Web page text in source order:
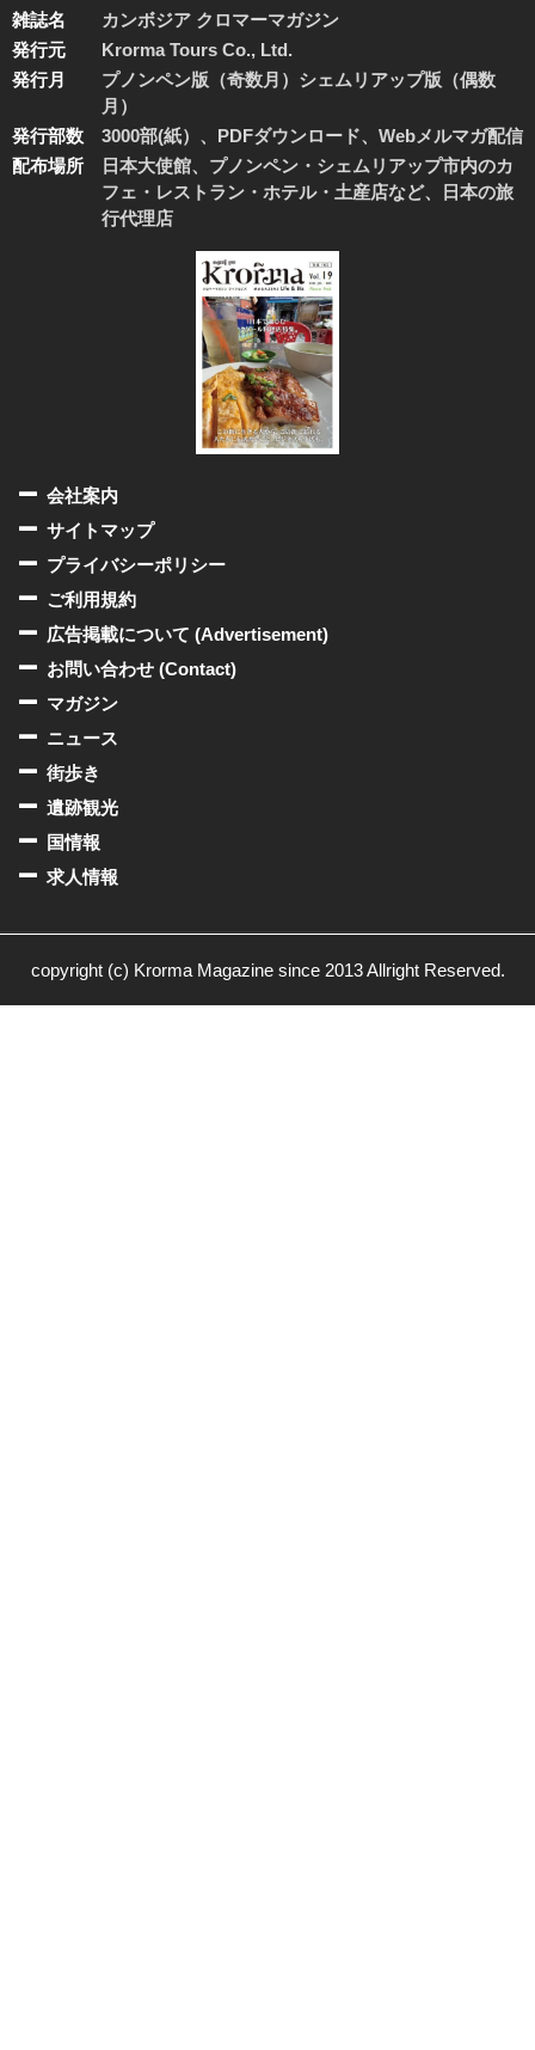
雑誌名
カンボジア クロマーマガジン
発行元
Krorma Tours Co., Ltd.
発行月
プノンペン版（奇数月）シェムリアップ版（偶数
月）
発行部数
3000部(紙）、PDFダウンロード、Webメルマガ配信
配布場所
日本大使館、プノンペン・シェムリアップ市内のカ
フェ・レストラン・ホテル・土産店など、日本の旅
行代理店
会社案内
サイトマップ
プライバシーポリシー
ご利用規約
広告掲載について (Advertisement)
お問い合わせ (Contact)
マガジン
ニュース
街歩き
遺跡観光
国情報
求人情報
copyright (c) Krorma Magazine since 2013 Allright Reserved.